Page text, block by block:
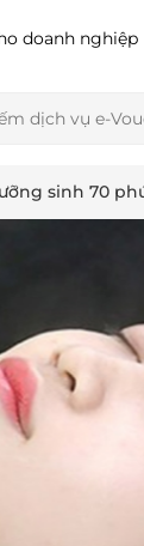
doanh nghiệp
sinh 70